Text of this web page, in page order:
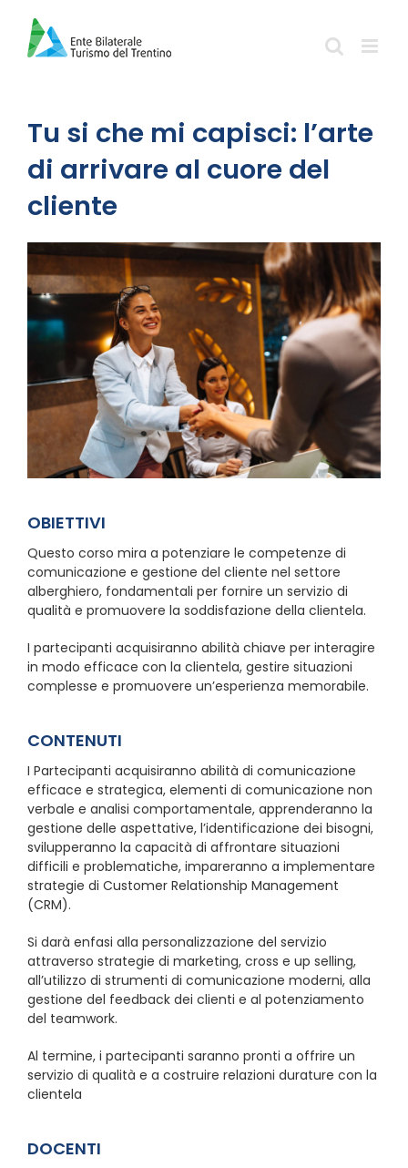
contenuto
Tu si che mi capisci: l’arte
di arrivare al cuore del
cliente
OBIETTIVI
Questo corso mira a potenziare le competenze di
comunicazione e gestione del cliente nel settore
alberghiero, fondamentali per fornire un servizio di
qualità e promuovere la soddisfazione della clientela.
I partecipanti acquisiranno abilità chiave per interagire
in modo efficace con la clientela, gestire situazioni
complesse e promuovere un’esperienza memorabile.
CONTENUTI
I Partecipanti acquisiranno abilità di comunicazione
efficace e strategica, elementi di comunicazione non
verbale e analisi comportamentale, apprenderanno la
gestione delle aspettative, l’identificazione dei bisogni,
svilupperanno la capacità di affrontare situazioni
difficili e problematiche, impareranno a implementare
strategie di Customer Relationship Management
(CRM).
Si darà enfasi alla personalizzazione del servizio
attraverso strategie di marketing, cross e up selling,
all’utilizzo di strumenti di comunicazione moderni, alla
gestione del feedback dei clienti e al potenziamento
del teamwork.
Al termine, i partecipanti saranno pronti a offrire un
servizio di qualità e a costruire relazioni durature con la
clientela
DOCENTI